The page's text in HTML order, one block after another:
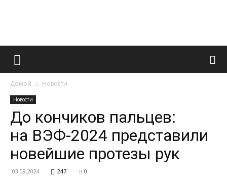
Французский
и
Домой Новости
Новости
До кончиков пальцев:
на ВЭФ-2024 представили
новейшие протезы рук
03.09.2024 247 0